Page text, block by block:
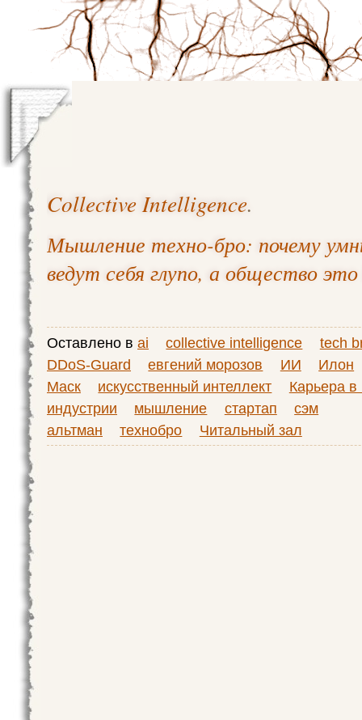
Collective Intelligence.
Мышление техно-бро: почему
ведут себя глупо, а общество
Оставлено в ai collective intelligence
tech
DDoS-Guard
евгений морозов ИИ
Илон
Маск
искусственный интеллект
Карьера в
индустрии
мышление стартап
сэм
альтман
технобро Читальный зал